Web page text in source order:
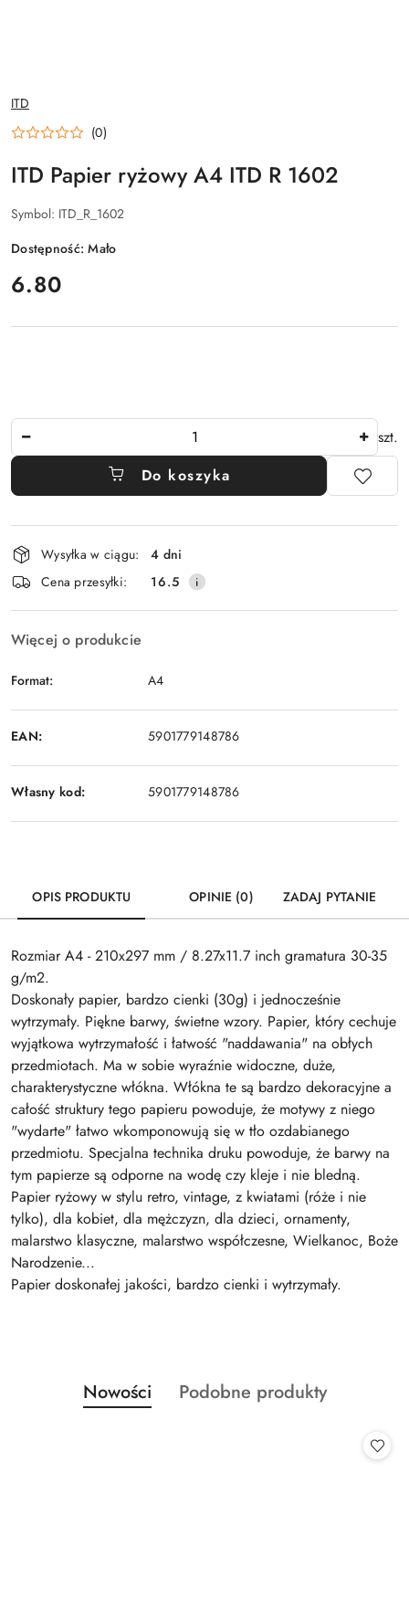
NAZWA
PRODUCENTA:
ITD
(0)
ITD Papier ryżowy A4 ITD R 1602
Symbol: ITD_R_1602
Dostępność:Mało
cena:
6.80
szt.
Do koszyka
Dostępność
i
dostawa
Wysyłka w ciągu:
4 dni
Cena przesyłki:
16.5
Więcej o produkcie
Format: A4
EAN: 5901779148786
Własny kod: 5901779148786
OPIS PRODUKTU OPINIE (0) ZADAJ PYTANIE
Rozmiar A4 - 210x297 mm / 8.27x11.7 inch gramatura 30-35
g/m2.
Doskonały papier, bardzo cienki (30g) i jednocześnie
wytrzymały. Piękne barwy, świetne wzory. Papier, który cechuje
wyjątkowa wytrzymałość i łatwość "naddawania" na obłych
przedmiotach. Ma w sobie wyraźnie widoczne, duże,
charakterystyczne włókna. Włókna te są bardzo dekoracyjne a
całość struktury tego papieru powoduje, że motywy z niego
"wydarte" łatwo wkomponowują się w tło ozdabianego
przedmiotu. Specjalna technika druku powoduje, że barwy na
tym papierze są odporne na wodę czy kleje i nie bledną.
Papier ryżowy w stylu retro, vintage, z kwiatami (róże i nie
tylko), dla kobiet, dla mężczyzn, dla dzieci, ornamenty,
malarstwo klasyczne, malarstwo współczesne, Wielkanoc, Boże
Narodzenie...
Papier doskonałej jakości, bardzo cienki i wytrzymały.
Pomiń karuzelę produktów
Produkty
o
Nowości
Produkty
Podobne produkty